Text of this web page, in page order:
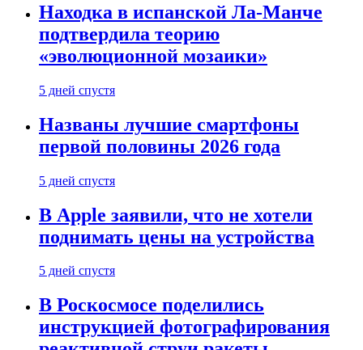
Находка в испанской Ла-Манче
подтвердила теорию
«эволюционной мозаики»
5 дней спустя
Названы лучшие смартфоны
первой половины 2026 года
5 дней спустя
В Apple заявили, что не хотели
поднимать цены на устройства
5 дней спустя
В Роскосмосе поделились
инструкцией фотографирования